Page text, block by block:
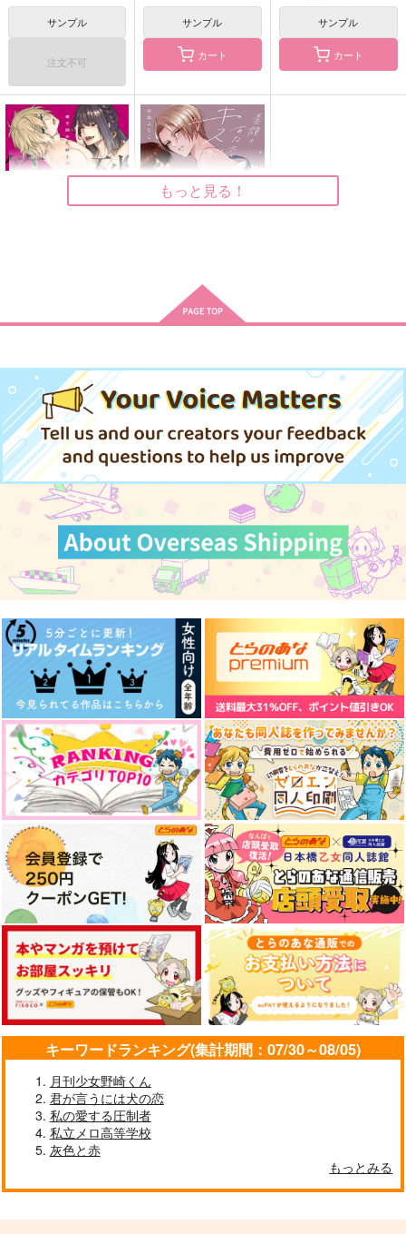
サンプル
注文不可
サンプル
カート
サンプル
カート
アーク・プレス
サンプル
カート
素顔のあなたとキスが
したい
サンプル
カート
もっと見る！
キーワードランキング(集計期間：07/30～08/05)
月刊少女野崎くん
君が言うには犬の恋
私の愛する圧制者
私立メロ高等学校
灰色と赤
もっとみる